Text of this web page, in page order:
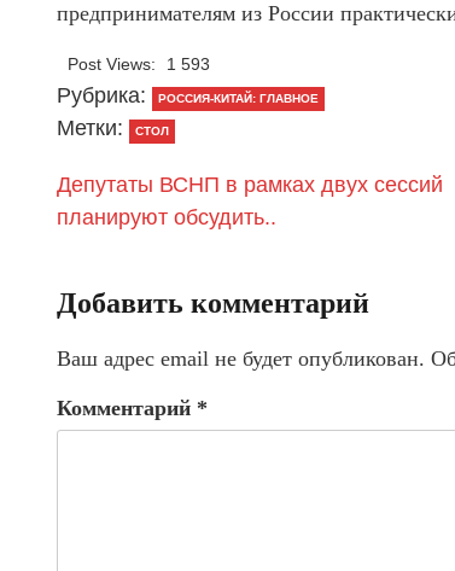
предпринимателям из России
Post Views: 1 593
Рубрика: РОССИЯ-КИТАЙ: ГЛАВНОЕ
Метки: СТОЛ
Депутаты ВСНП в рамках двух сессий
планируют обсудить..
Добавить комментарий
Ваш адрес email не будет опубликован.
Комментарий *